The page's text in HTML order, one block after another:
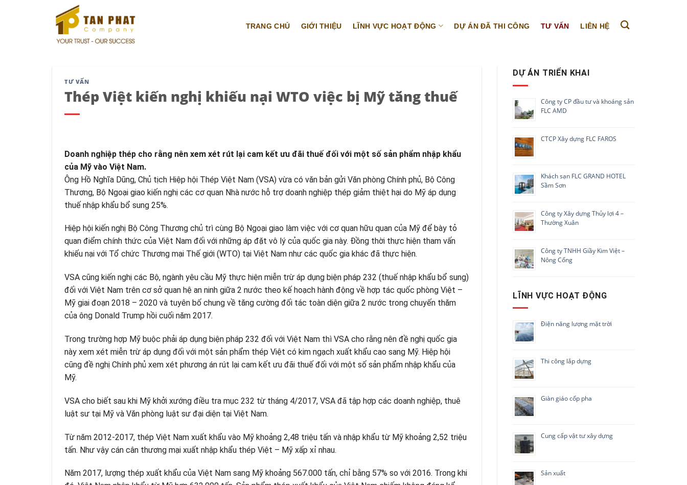
TRANG CHỦ GIỚI THIỆU LĨNH VỰC HOẠT ĐỘNG DỰ ÁN ĐÃ THI CÔNG TƯ VẤN LIÊN HỆ
TƯ VẤN
Thép Việt kiến nghị khiếu nại WTO việc bị Mỹ tăng thuế
Doanh nghiệp thép cho rằng nên xem xét rút lại cam kết ưu đãi thuế đối với một số sản phẩm nhập khẩu
của Mỹ vào Việt Nam.
Ông Hồ Nghĩa Dũng, Chủ tịch Hiệp hội Thép Việt Nam (VSA) vừa có văn bản gửi Văn phòng Chính phủ, Bộ Công
Thương, Bộ Ngoại giao kiến nghị các cơ quan Nhà nước hỗ trợ doanh nghiệp thép giảm thiệt hại do Mỹ áp dụng
thuế nhập khẩu bổ sung 25%.
Hiệp hội kiến nghị Bộ Công Thương chủ trì cùng Bộ Ngoại giao làm việc với cơ quan hữu quan của Mỹ để bày tỏ
quan điểm chính thức của Việt Nam đối với những áp đặt vô lý của quốc gia này. Đồng thời thực hiện tham vấn
khiếu nại với Tổ chức Thương mại Thế giới (WTO) tại Việt Nam như các quốc gia khác đã thực hiện.
VSA cũng kiến nghị các Bộ, ngành yêu cầu Mỹ thực hiện miễn trừ áp dụng biện pháp 232 (thuế nhập khẩu bổ sung)
đối với Việt Nam trên cơ sở quan hệ an ninh giữa 2 nước theo kế hoạch hành động về hợp tác quốc phòng Việt –
Mỹ giai đoạn 2018 – 2020 và tuyên bố chung về tăng cường đối tác toàn diện giữa 2 nước trong chuyến thăm
của ông Donald Trump hồi cuối năm 2017.
Trong trường hợp Mỹ buộc phải áp dụng biện pháp 232 đối với Việt Nam thì VSA cho rằng nên đề nghị quốc gia
này xem xét miễn trừ áp dụng đối với một sản phẩm thép Việt có kim ngạch xuất khẩu cao sang Mỹ. Hiệp hội
cũng đề nghị Chính phủ xem xét phương án rút lại cam kết ưu đãi thuế đối với một số sản phẩm nhập khẩu của
Mỹ.
VSA cho biết sau khi Mỹ khởi xướng điều tra mục 232 từ tháng 4/2017, VSA đã tập hợp các doanh nghiệp, thuê
luật sư tại Mỹ và Văn phòng luật sư đại diện tại Việt Nam.
Từ năm 2012-2017, thép Việt Nam xuất khẩu vào Mỹ khoảng 2,48 triệu tấn và nhập khẩu từ Mỹ khoảng 2,52 triệu
tấn. Như vậy cán cân thương mại xuất nhập khẩu thép Việt – Mỹ xấp xỉ nhau.
Năm 2017, lượng thép xuất khẩu của Việt Nam sang Mỹ khoảng 567.000 tấn, chỉ bằng 57% so với 2016. Trong khi
DỰ ÁN TRIỂN KHAI
Công ty CP đầu tư và khoáng sản
FLC AMD
CTCP Xây dựng FLC FAROS
Khách sạn FLC GRAND HOTEL
Sầm Sơn
Công ty Xây dựng Thủy lợi 4 –
Thường Xuân
Công ty TNHH Giầy Kim Việt –
Nông Cống
LĨNH VỰC HOẠT ĐỘNG
Điện năng lượng mặt trời
Thi công lắp dựng
Giàn giáo cốp pha
Cung cấp vật tư xây dựng
Sản xuất